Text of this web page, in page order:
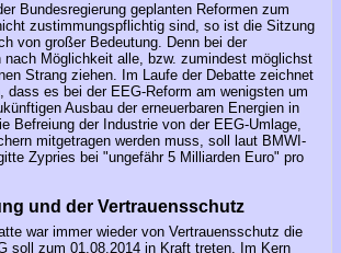
Bundesregierung geplanten Reformen zum
zustimmungspflichtig sind, so ist die Sitzung
von großer Bedeutung. Denn bei der
nach Möglichkeit alle, bzw. zumindest möglichst
Strang ziehen. Im Laufe der Debatte zeichnet
dass es bei der EEG-Reform am wenigsten um
Ausbau der erneuerbaren Energien in
Befreiung der Industrie von der EEG-Umlage,
mitgetragen werden muss, soll laut BMWI-
Zypries bei "ungefähr 5 Milliarden Euro" pro
und der Vertrauensschutz
war immer wieder von Vertrauensschutz die
soll zum 01.08.2014 in Kraft treten. Im Kern